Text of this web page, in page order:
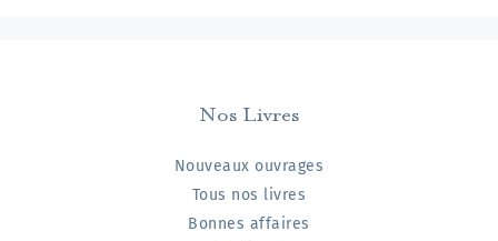
Nos Livres
Nouveaux ouvrages
Tous nos livres
Bonnes affaires